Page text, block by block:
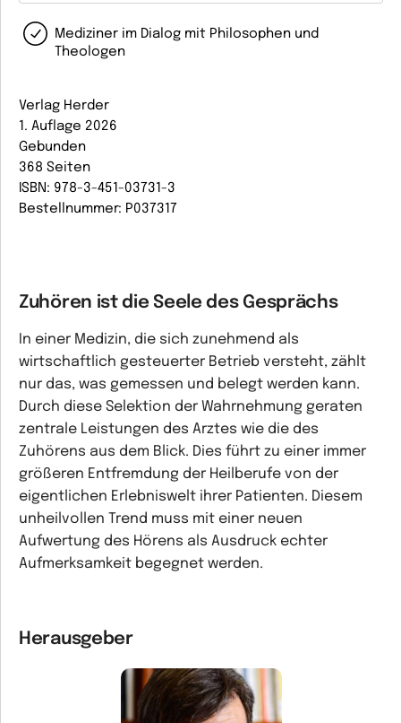
Mediziner im Dialog mit Philosophen und
Theologen
Verlag Herder
1. Auflage 2026
Gebunden
368 Seiten
ISBN: 978-3-451-03731-3
Bestellnummer: P037317
Zuhören ist die Seele des Gesprächs
In einer Medizin, die sich zunehmend als
wirtschaftlich gesteuerter Betrieb versteht, zählt
nur das, was gemessen und belegt werden kann.
Durch diese Selektion der Wahrnehmung geraten
zentrale Leistungen des Arztes wie die des
Zuhörens aus dem Blick. Dies führt zu einer immer
größeren Entfremdung der Heilberufe von der
eigentlichen Erlebniswelt ihrer Patienten. Diesem
unheilvollen Trend muss mit einer neuen
Aufwertung des Hörens als Ausdruck echter
Aufmerksamkeit begegnet werden.
Herausgeber